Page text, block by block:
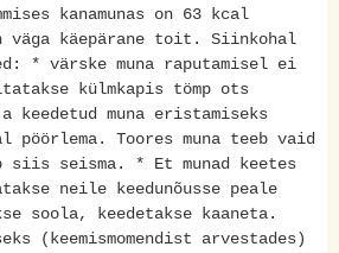
kanamunas on 63 kcal
väga käepärane toit. Siinkohal
* värske muna raputamisel ei
külmkapis tömp ots
muna eristamiseks
pöörlema. Toores muna teeb vaid
seisma. * Et munad keetes
neile keedunõusse peale
soola, keedetakse kaaneta.
(keemismomendist arvestades)